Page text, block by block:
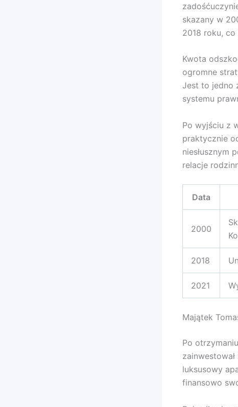
skazany w
2018 roku,
Kwota
ogromne
Jest to jedno
systemu
Po wyjściu z
praktycznie
niesłusznym
relacje
Data
2000
2018
2021
Majątek
Po
luksusowy
finansowo